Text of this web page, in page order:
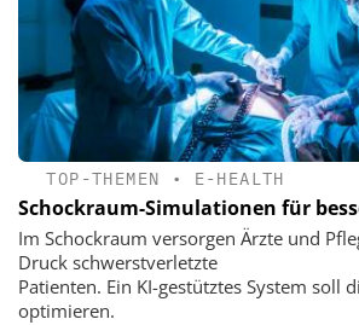
TOP-THEMEN • E-HEALTH
Schockraum-Simulationen für
Im Schockraum versorgen Ärzte und
Druck schwerstverletzte
Patienten. Ein KI-gestütztes System soll
optimieren.